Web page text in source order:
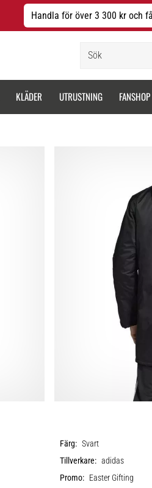
Handla för över 3 300 kr och
KLÄDER UTRUSTNING FANSHOP
Färg: Svart
Tillverkare: adidas
Promo: Easter Gifting